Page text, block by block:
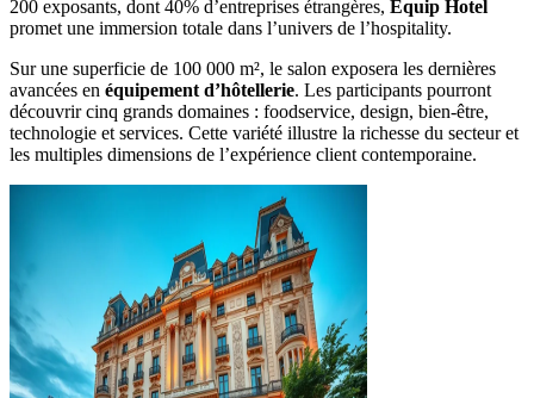
200 exposants, dont 40% d’entreprises étrangères, Equip Hotel
promet une immersion totale dans l’univers de l’hospitality.
Sur une superficie de 100 000 m², le salon exposera les dernières
avancées en équipement d’hôtellerie. Les participants pourront
découvrir cinq grands domaines : foodservice, design, bien-être,
technologie et services. Cette variété illustre la richesse du secteur et
les multiples dimensions de l’expérience client contemporaine.